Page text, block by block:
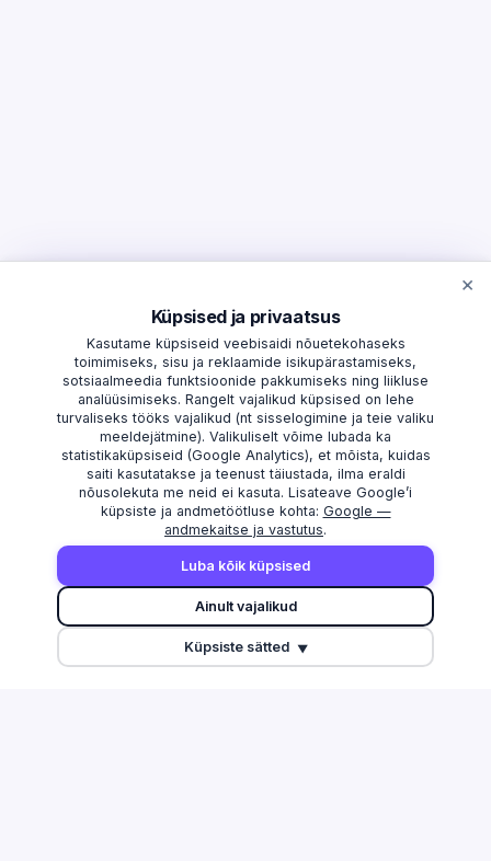
AVASTAMA
Edetabel
MAAKONNAD
Harju maakond
Tartu maakond
Pärnu maakond
×
Küpsised ja privaatsus
Kasutame küpsiseid veebisaidi nõuetekohaseks
toimimiseks, sisu ja reklaamide isikupärastamiseks,
sotsiaalmeedia funktsioonide pakkumiseks ning liikluse
analüüsimiseks. Rangelt vajalikud küpsised on lehe
turvaliseks tööks vajalikud (nt sisselogimine ja teie valiku
meeldejätmine). Valikuliselt võime lubada ka
statistikaküpsiseid (Google Analytics), et mõista, kuidas
saiti kasutatakse ja teenust täiustada, ilma eraldi
nõusolekuta me neid ei kasuta. Lisateave Google’i
küpsiste ja andmetöötluse kohta: Google —
andmekaitse ja vastutus.
Luba kõik küpsised
Ainult vajalikud
Küpsiste sätted ▼